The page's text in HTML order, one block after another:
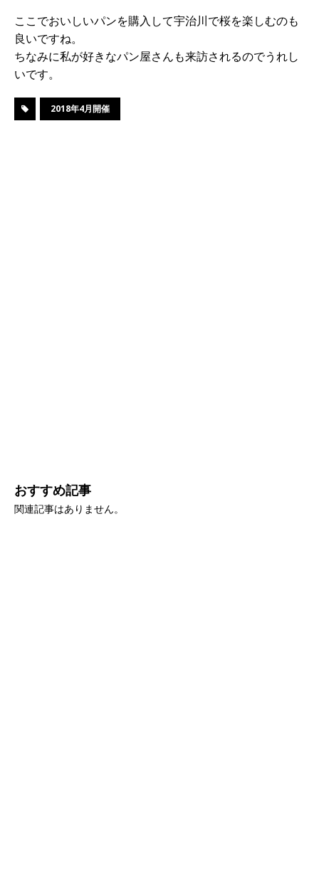
ここでおいしいパンを購入して宇治川で桜を楽しむのも
良いですね。
ちなみに私が好きなパン屋さんも来訪されるのでうれし
いです。
2018年4月開催
おすすめ記事
関連記事はありません。